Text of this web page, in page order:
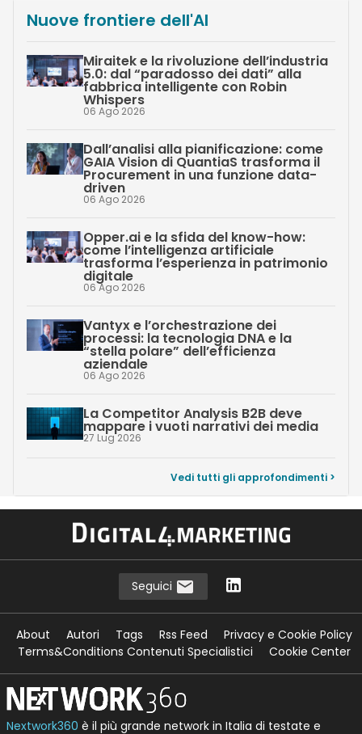
Nuove frontiere dell'AI
Miraitek e la rivoluzione dell’industria
5.0: dal “paradosso dei dati” alla
fabbrica intelligente con Robin
Whispers
06 Ago 2026
Dall’analisi alla pianificazione: come
GAIA Vision di QuantiaS trasforma il
Procurement in una funzione data-
driven
06 Ago 2026
Opper.ai e la sfida del know-how:
come l’intelligenza artificiale
trasforma l’esperienza in patrimonio
digitale
06 Ago 2026
Vantyx e l’orchestrazione dei
processi: la tecnologia DNA e la
“stella polare” dell’efficienza
aziendale
06 Ago 2026
La Competitor Analysis B2B deve
mappare i vuoti narrativi dei media
27 Lug 2026
Vedi tutti gli approfondimenti >
Seguici
About Autori Tags Rss Feed
Privacy e Cookie Policy
Terms&Conditions Contenuti Specialistici
Cookie Center
Nextwork360 è il più grande network in Italia di testate e